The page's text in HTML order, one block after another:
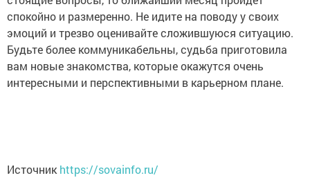
спокойно и размеренно. Не идите на поводу у своих
эмоций и трезво оценивайте сложившуюся ситуацию.
Будьте более коммуникабельны, судьба приготовила
вам новые знакомства, которые окажутся очень
интересными и перспективными в карьерном плане.
Источник https://sovainfo.ru/